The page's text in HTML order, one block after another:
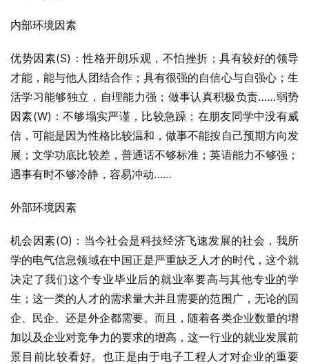
内部环境因素
优势因素(S)：性格开朗乐观，不怕挫折；具有较好的领导
才能，能与他人团结合作；具有很强的自信心与自强心；生
活学习能够独立，自理能力强；做事认真积极负责……弱势
因素(W)：不够塌实严谨，比较急躁；在朋友同学中没有威
信，可能是因为性格比较温和，做事不能按自己预期方向发
展；文学功底比较差，普通话不够标准；英语能力不够强；
遇事有时不够冷静，容易冲动……
外部环境因素
机会因素(O)：当今社会是科技经济飞速发展的社会，我所
学的电气信息领域在中国正是严重缺乏人才的时代，这个就
决定了我们这个专业毕业后的就业率要高与其他专业的学
生；这一类的人才的需求量大并且需要的范围广，无论的国
企、民企、还是外企都需要。而且，随着各类企业数量的增
加以及企业对竞争力的要求的增高，这一行业的就业发展前
景目前比较看好。也正是由于电子工程人才对企业的重要